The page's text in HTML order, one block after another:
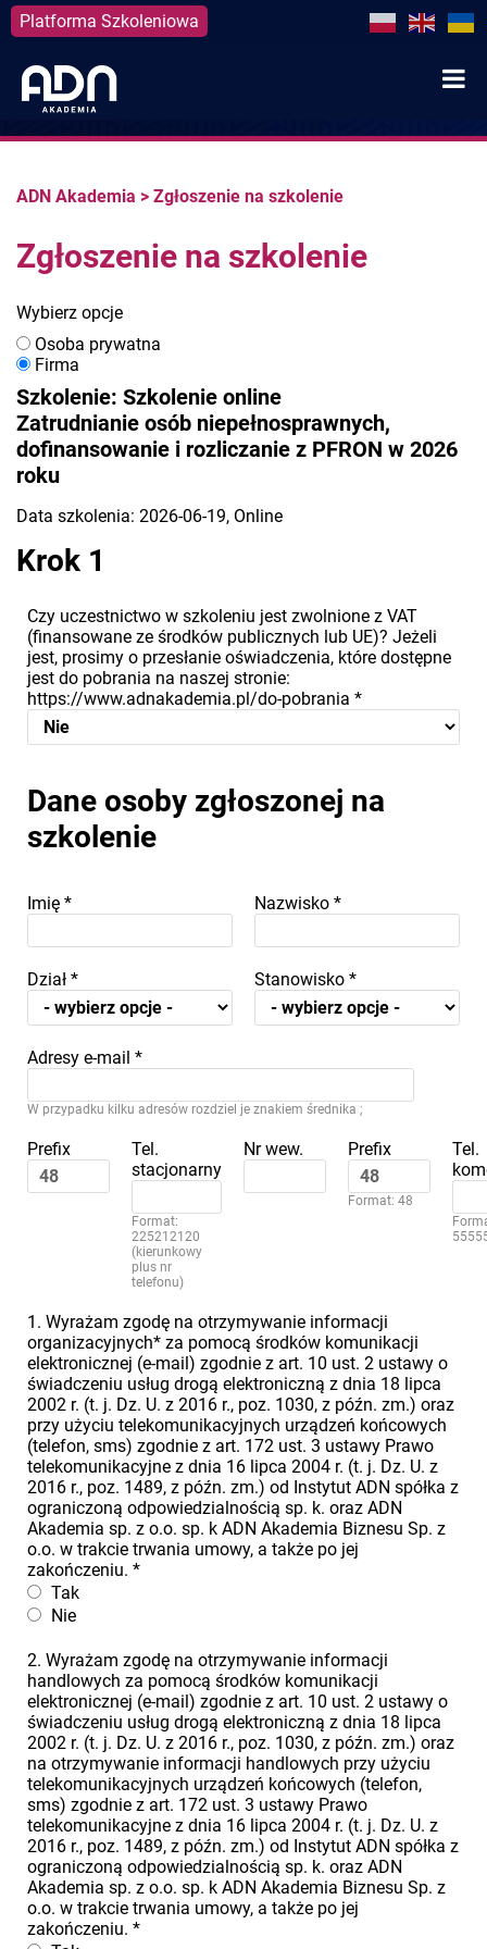
Platforma Szkoleniowa
content
ADN Akademia > Zgłoszenie na szkolenie
Zgłoszenie na szkolenie
Wybierz opcje
Osoba prywatna
Firma
Szkolenie: Szkolenie online
Zatrudnianie osób niepełnosprawnych,
dofinansowanie i rozliczanie z PFRON w 2026
roku
Data szkolenia: 2026-06-19, Online
Krok 1
Czy uczestnictwo w szkoleniu jest zwolnione z VAT
(finansowane ze środków publicznych lub UE)? Jeżeli
jest, prosimy o przesłanie oświadczenia, które dostępne
jest do pobrania na naszej stronie:
https://www.adnakademia.pl/do-pobrania *
Dane osoby zgłoszonej na
szkolenie
Imię * Nazwisko *
Dział * Stanowisko *
Adresy e-mail *
W przypadku kilku adresów rozdziel je znakiem średnika ;
Prefix
Tel.
stacjonarny
Format:
225212120
(kierunkowy
plus nr
telefonu)
Nr wew. Prefix
Format: 48
Tel.
1. Wyrażam zgodę na otrzymywanie informacji
organizacyjnych* za pomocą środków komunikacji
elektronicznej (e-mail) zgodnie z art. 10 ust. 2 ustawy o
świadczeniu usług drogą elektroniczną z dnia 18 lipca
2002 r. (t. j. Dz. U. z 2016 r., poz. 1030, z późn. zm.) oraz
przy użyciu telekomunikacyjnych urządzeń końcowych
(telefon, sms) zgodnie z art. 172 ust. 3 ustawy Prawo
telekomunikacyjne z dnia 16 lipca 2004 r. (t. j. Dz. U. z
2016 r., poz. 1489, z późn. zm.) od Instytut ADN spółka z
ograniczoną odpowiedzialnością sp. k. oraz ADN
Akademia sp. z o.o. sp. k ADN Akademia Biznesu Sp. z
o.o. w trakcie trwania umowy, a także po jej
zakończeniu. *
Tak
Nie
2. Wyrażam zgodę na otrzymywanie informacji
handlowych za pomocą środków komunikacji
elektronicznej (e-mail) zgodnie z art. 10 ust. 2 ustawy o
świadczeniu usług drogą elektroniczną z dnia 18 lipca
2002 r. (t. j. Dz. U. z 2016 r., poz. 1030, z późn. zm.) oraz
na otrzymywanie informacji handlowych przy użyciu
telekomunikacyjnych urządzeń końcowych (telefon,
sms) zgodnie z art. 172 ust. 3 ustawy Prawo
telekomunikacyjne z dnia 16 lipca 2004 r. (t. j. Dz. U. z
2016 r., poz. 1489, z późn. zm.) od Instytut ADN spółka z
ograniczoną odpowiedzialnością sp. k. oraz ADN
Akademia sp. z o.o. sp. k ADN Akademia Biznesu Sp. z
o.o. w trakcie trwania umowy, a także po jej
zakończeniu. *